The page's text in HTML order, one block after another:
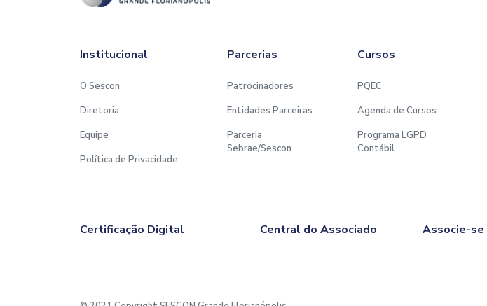
Institucional
O Sescon
Diretoria
Equipe
Política de Privacidade
Parcerias
Patrocinadores
Entidades Parceiras
Parceria
Sebrae/Sescon
Cursos
PQEC
Agenda de Cursos
Programa LGPD
Contábil
Certificação Digital Central do Associado Associe-se